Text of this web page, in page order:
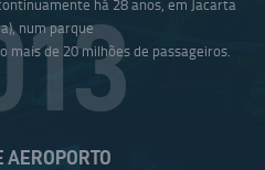
num parque
de 20 milhões de passageiros.
AEROPORTO